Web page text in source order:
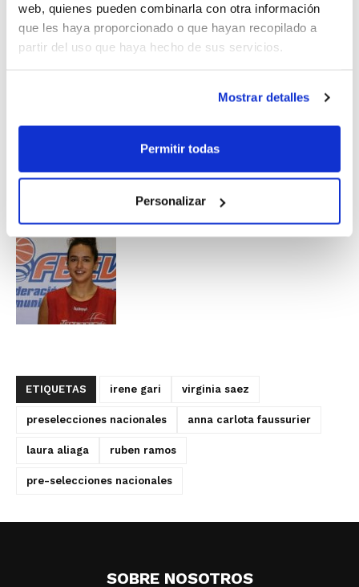
web, quienes pueden combinarla con otra información
que les haya proporcionado o que hayan recopilado a
partir del uso que haya hecho de sus servicios.
Mostrar detalles
Permitir todas
Personalizar
jugadores/as convocados tanto en
categoría masculina como en categoría
ETIQUETAS irene gari virginia saez
preselecciones nacionales anna carlota faussurier
laura aliaga ruben ramos
pre-selecciones nacionales
SOBRE NOSOTROS